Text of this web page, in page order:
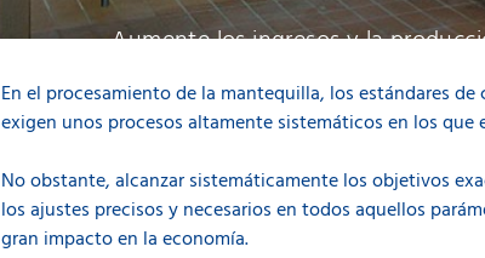
Aumente los ingresos y la
En el procesamiento de la mantequilla, los estándares
exigen unos procesos altamente sistemáticos en los
No obstante, alcanzar sistemáticamente los objetivos
los ajustes precisos y necesarios en todos aquellos
gran impacto en la economía.